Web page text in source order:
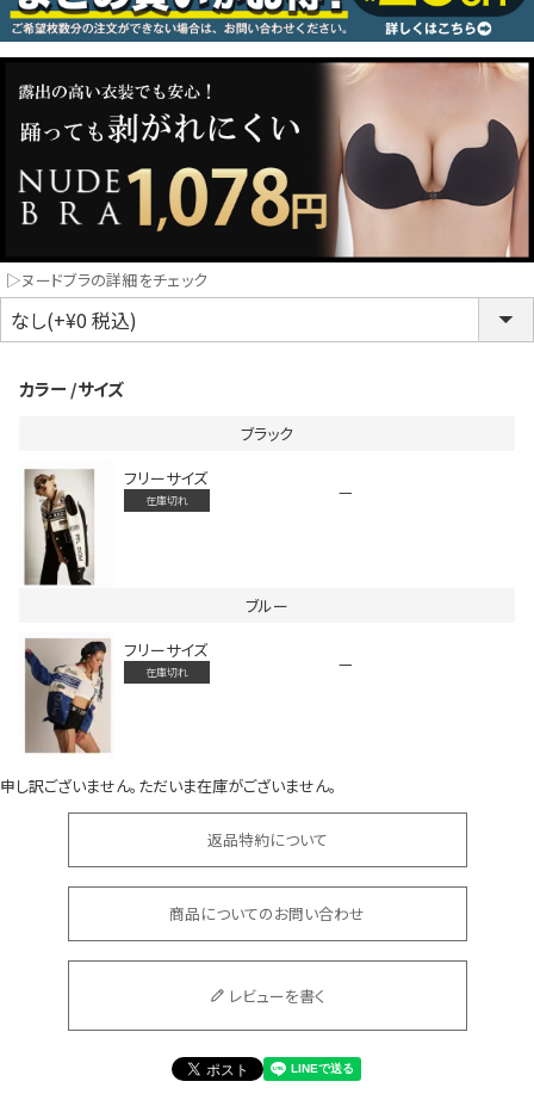
LINE連携でクーポンもらえる!!
同一商品まとめ買いキャンペーン
インスタ写真投稿キャンペーン！
DANCE MOVIE
コスプレ
クリスマス
▷ヌードブラの詳細をチェック
カラー サイズ
ブラック
フリーサイズ
在庫切れ —
ブルー
フリーサイズ
在庫切れ —
申し訳ございません。ただいま在庫がございません。
返品特約について
商品についてのお問い合わせ
レビューを書く